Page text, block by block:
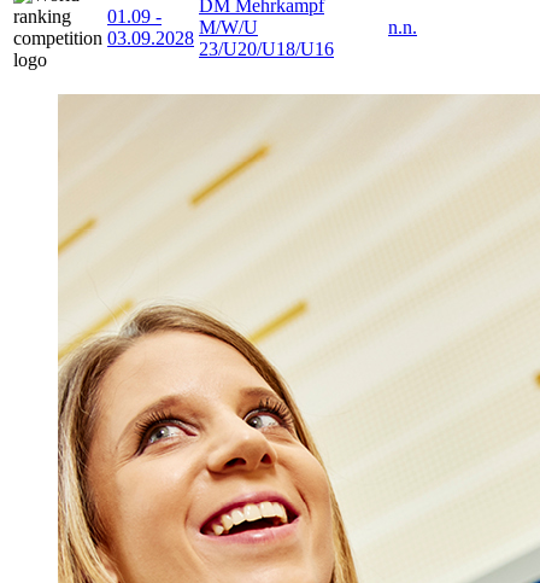
01.09 -
03.09.2028
DM Mehrkampf
M/W/U
23/U20/U18/U16
n.n.